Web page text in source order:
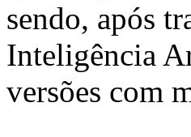
sendo, após
Inteligência
versões com